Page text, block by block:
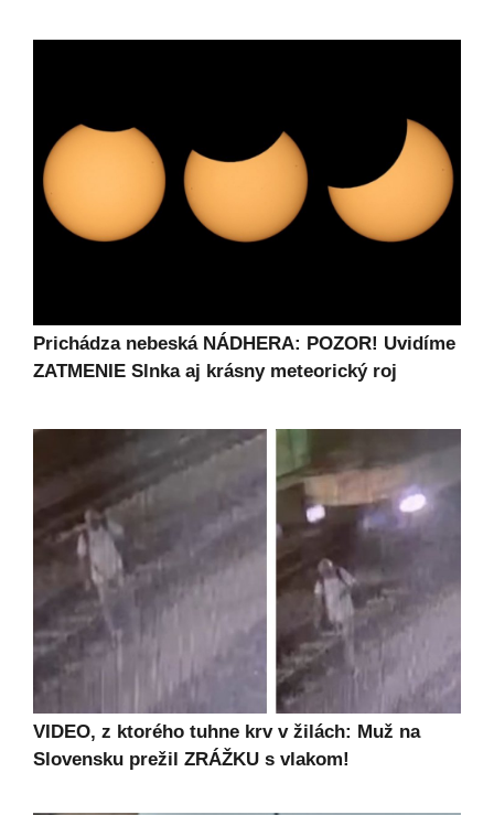
Prichádza nebeská NÁDHERA: POZOR! Uvidíme
ZATMENIE Slnka aj krásny meteorický roj
VIDEO, z ktorého tuhne krv v žilách: Muž na
Slovensku prežil ZRÁŽKU s vlakom!